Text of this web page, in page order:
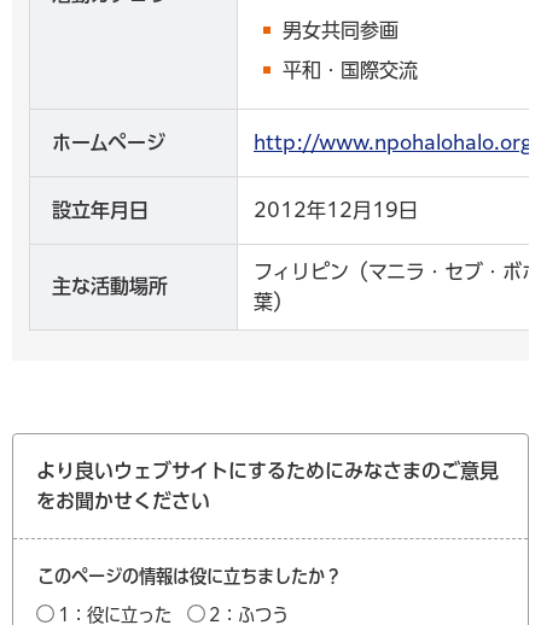
男女共同参画
平和・国際交流
ホームページ http://www.npohalohalo.org
設立年月日 2012年12月19日
主な活動場所
フィリピン（マニラ・セブ・ボ
葉）
より良いウェブサイトにするためにみなさまのご意見
をお聞かせください
このページの情報は役に立ちましたか？
1：役に立った
2：ふつう